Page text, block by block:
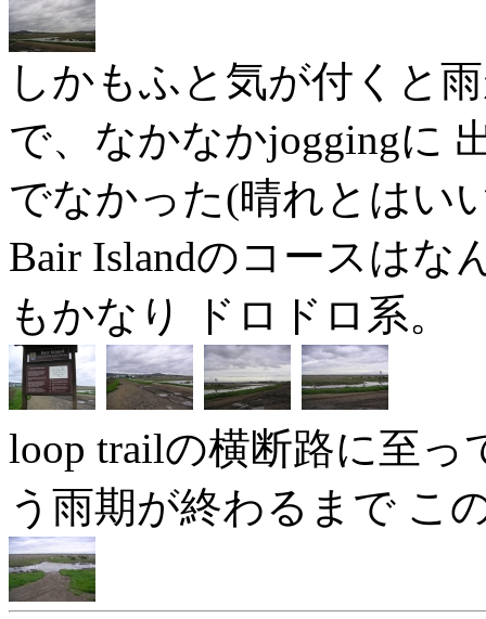
しかもふと気が付くと
で、なかなかjoggingに
でなかった(晴れとはい
Bair Islandのコースはな
もかなり ドロドロ系。
loop trailの横断路に至
う雨期が終わるまで こ